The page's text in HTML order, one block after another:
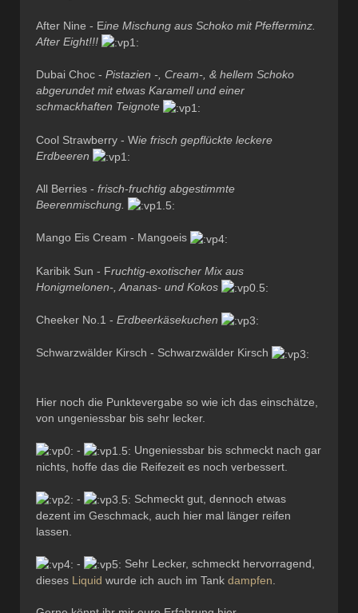
After Nine - Eine Mischung aus Schoko mit Pfefferminz.
After Eight!!!
Dubai Choc - Pistazien -, Cream-, & hellem Schoko
abgerundet mit etwas Karamell und einer
schmackhaften Teignote
Cool Strawberry - Wie frisch gepflückte leckere
Erdbeeren
All Berries - frisch-fruchtig abgestimmte
Beerenmischung.
Mango Eis Cream - Mangoeis
Karibik Sun - Fruchtig-exotischer Mix aus
Honigmelonen-, Ananas- und Kokos
Cheeker No.1 - Erdbeerkäsekuchen
Schwarzwälder Kirsch - Schwarzwälder Kirsch
Hier noch die Punktevergabe so wie ich das einschätze,
von ungeniessbar bis sehr lecker.
-
Ungeniessbar bis schmeckt nach gar
nichts, hoffe das die Reifezeit es noch verbessert.
-
Schmeckt gut, dennoch etwas
dezent im Geschmack, auch hier mal länger reifen
lassen.
-
Sehr Lecker, schmeckt hervorragend,
dieses Liquid wurde ich auch im Tank dampfen.